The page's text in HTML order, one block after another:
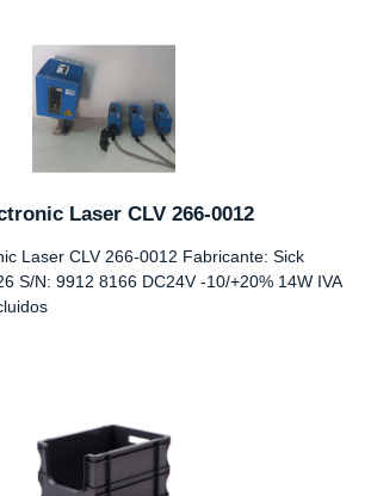
Laser CLV 266-0012
Laser CLV 266-0012 Fabricante: Sick
S/N: 9912 8166 DC24V -10/+20% 14W IVA